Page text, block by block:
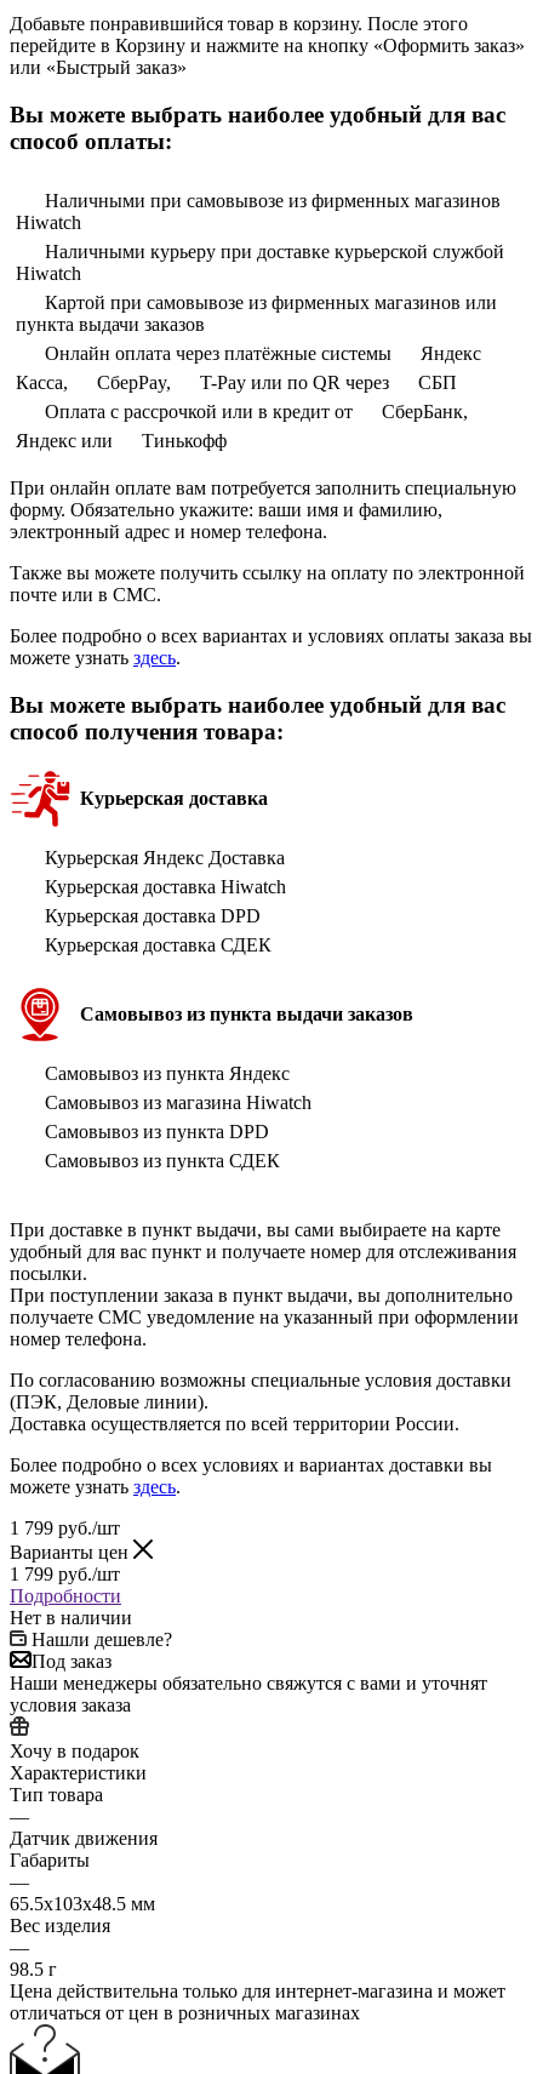
Добавьте понравившийся товар в корзину. После этого
перейдите в Корзину и нажмите на кнопку «Оформить заказ»
или «Быстрый заказ»
Вы можете выбрать наиболее удобный для вас
способ оплаты:
Наличными при самовывозе из фирменных магазинов
Hiwatch
Наличными курьеру при доставке курьерской службой
Hiwatch
Картой при самовывозе из фирменных магазинов или
пункта выдачи заказов
Онлайн оплата через платёжные системы
Яндекс
Касса,
СберPay, T-Pay или по QR через
СБП
Оплата с рассрочкой или в кредит от
СберБанк,
Яндекс или
Тинькофф
При онлайн оплате вам потребуется заполнить специальную
форму. Обязательно укажите: ваши имя и фамилию,
электронный адрес и номер телефона.
Также вы можете получить ссылку на оплату по электронной
почте или в СМС.
Более подробно о всех вариантах и условиях оплаты заказа вы
можете узнать здесь.
Вы можете выбрать наиболее удобный для вас
способ получения товара:
Курьерская доставка
Курьерская Яндекс Доставка
Курьерская доставка Hiwatch
Курьерская доставка DPD
Курьерская доставка СДЕК
Самовывоз из пункта выдачи заказов
Самовывоз из пункта Яндекс
Самовывоз из магазина Hiwatch
Самовывоз из пункта DPD
Самовывоз из пункта СДЕК
При доставке в пункт выдачи, вы сами выбираете на карте
удобный для вас пункт и получаете номер для отслеживания
посылки.
При поступлении заказа в пункт выдачи, вы дополнительно
получаете СМС уведомление на указанный при оформлении
номер телефона.
По согласованию возможны специальные условия доставки
(ПЭК, Деловые линии).
Доставка осуществляется по всей территории России.
Более подробно о всех условиях и вариантах доставки вы
можете узнать здесь.
1 799 руб./шт
Варианты цен
1 799 руб./шт
Подробности
Нет в наличии
Нашли дешевле?
Под заказ
Наши менеджеры обязательно свяжутся с вами и уточнят
условия заказа
Хочу в подарок
Характеристики
Тип товара
—
Датчик движения
Габариты
—
65.5x103x48.5 мм
Вес изделия
—
98.5 г
Цена действительна только для интернет-магазина и может
отличаться от цен в розничных магазинах